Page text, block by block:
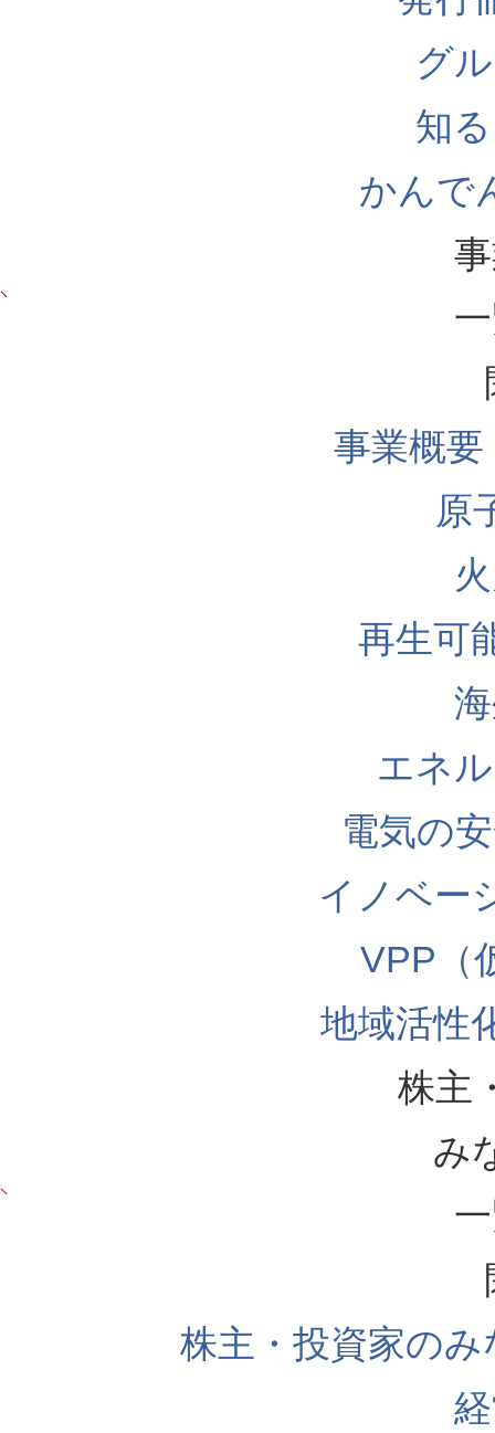
グ
知
かんで
事業概
原
再生可
エネ
電気の
イノベー
VPP（
地域活性
株主
み
株主・投資家の